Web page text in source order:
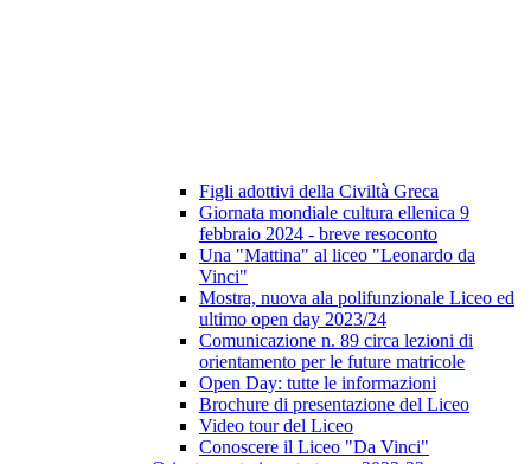
Figli adottivi della Civiltà Greca
Giornata mondiale cultura ellenica 9
febbraio 2024 - breve resoconto
Una "Mattina" al liceo "Leonardo da
Vinci"
Mostra, nuova ala polifunzionale Liceo ed
ultimo open day 2023/24
Comunicazione n. 89 circa lezioni di
orientamento per le future matricole
Open Day: tutte le informazioni
Brochure di presentazione del Liceo
Video tour del Liceo
Conoscere il Liceo "Da Vinci"